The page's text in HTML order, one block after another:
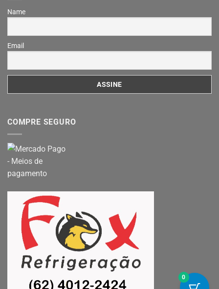
Name
Email
COMPRE SEGURO
0